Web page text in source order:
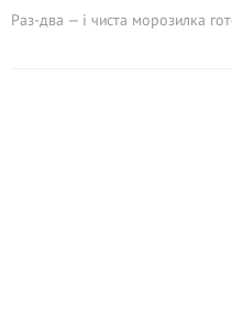
Раз-два — і чиста морозилка